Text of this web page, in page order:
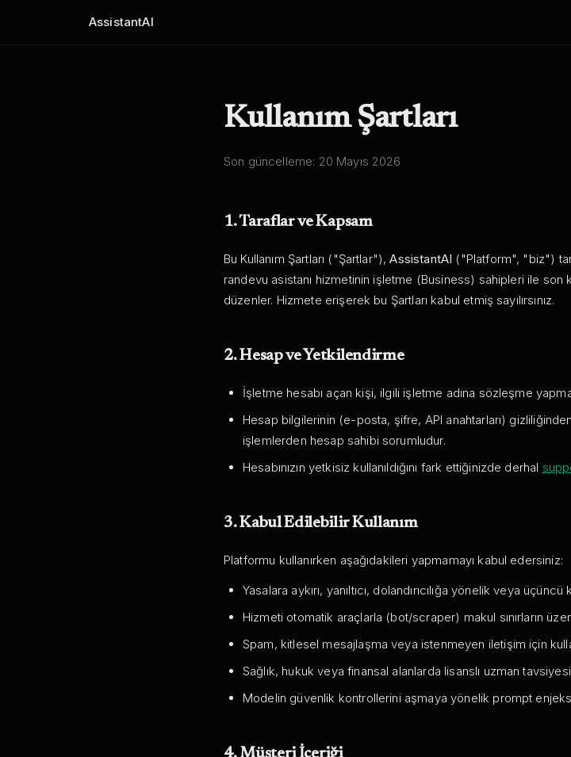
AssistantAI
Kullanım Şartları
Son güncelleme: 20 Mayıs 2026
1. Taraflar ve Kapsam
Bu Kullanım Şartları ("Şartlar"),AssistantAI ("Platform", "biz")
randevu asistanı hizmetinin işletme (Business) sahipleri ile son
düzenler. Hizmete erişerek bu Şartları kabul etmiş sayılırsınız.
2. Hesap ve Yetkilendirme
İşletme hesabı açan kişi, ilgili işletme adına sözleşme
Hesap bilgilerinin (e-posta, şifre, API anahtarları)
işlemlerden hesap sahibi sorumludur.
Hesabınızın yetkisiz kullanıldığını fark ettiğinizde derhal
3. Kabul Edilebilir Kullanım
Platformu kullanırken aşağıdakileri yapmamayı kabul edersiniz:
Yasalara aykırı, yanıltıcı, dolandırıcılığa yönelik veya
Hizmeti otomatik araçlarla (bot/scraper) makul sınırların
Spam, kitlesel mesajlaşma veya istenmeyen iletişim için
Sağlık, hukuk veya finansal alanlarda lisanslı uzman
Modelin güvenlik kontrollerini aşmaya yönelik prompt
4. Müşteri İçeriği